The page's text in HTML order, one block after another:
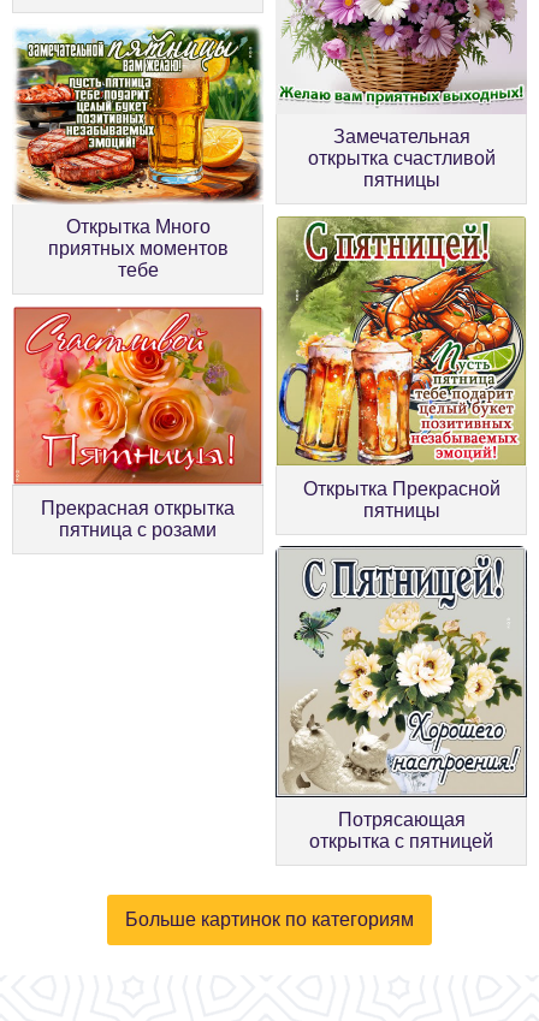
Замечательная
открытка счастливой
пятницы
Открытка Много
приятных моментов
тебе
Открытка Прекрасной
пятницы
Прекрасная открытка
пятница с розами
Потрясающая
открытка с пятницей
Больше картинок по категориям